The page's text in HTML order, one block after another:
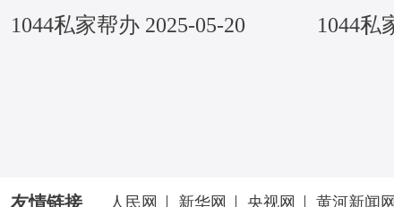
1044私家帮办 2025-05-20 1044私
友情链接 人民网 新华网 央视网 黄河新闻网